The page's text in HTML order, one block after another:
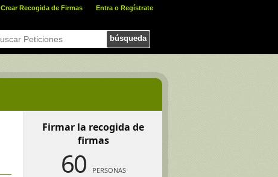
Crear Recogida de Firmas Entra o Regístrate
búsqueda
Firmar la recogida de
firmas
60 PERSONAS